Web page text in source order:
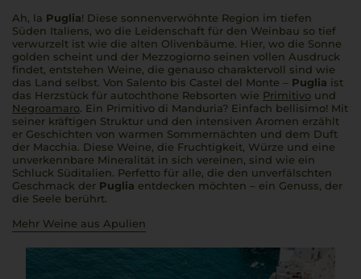
Ah, la Puglia! Diese sonnenverwöhnte Region im tiefen
Süden Italiens, wo die Leidenschaft für den Weinbau so tief
verwurzelt ist wie die alten Olivenbäume. Hier, wo die Sonne
golden scheint und der Mezzogiorno seinen vollen Ausdruck
findet, entstehen Weine, die genauso charaktervoll sind wie
das Land selbst. Von Salento bis Castel del Monte – Puglia ist
das Herzstück für autochthone Rebsorten wie Primitivo und
Negroamaro. Ein Primitivo di Manduria? Einfach bellisimo! Mit
seiner kräftigen Struktur und den intensiven Aromen erzählt
er Geschichten von warmen Sommernächten und dem Duft
der Macchia. Diese Weine, die Fruchtigkeit, Würze und eine
unverkennbare Mineralität in sich vereinen, sind wie ein
Schluck Süditalien. Perfetto für alle, die den unverfälschten
Geschmack der Puglia entdecken möchten – ein Genuss, der
die Seele berührt.
Mehr Weine aus Apulien